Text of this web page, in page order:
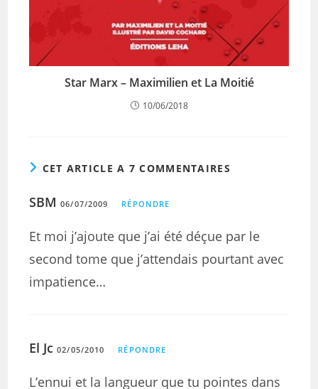
Star Marx – Maximilien et La Moitié
10/06/2018
CET ARTICLE A 7 COMMENTAIRES
SBM 06/07/2009 RÉPONDRE
Et moi j’ajoute que j’ai été déçue par le
second tome que j’attendais pourtant avec
impatience…
El Jc 02/05/2010 RÉPONDRE
L’ennui et la langueur que tu pointes dans